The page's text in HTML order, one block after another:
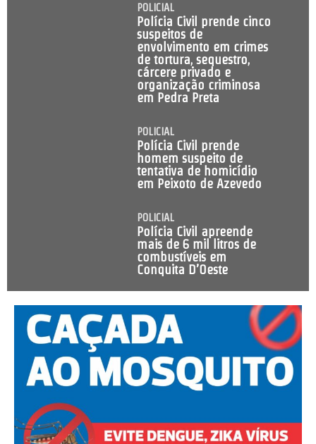
POLICIAL
Polícia Civil prende cinco
suspeitos de
envolvimento em crimes
de tortura, sequestro,
cárcere privado e
organização criminosa
em Pedra Preta
POLICIAL
Polícia Civil prende
homem suspeito de
tentativa de homicídio
em Peixoto de Azevedo
POLICIAL
Polícia Civil apreende
mais de 6 mil litros de
combustíveis em
Conquita D’Oeste